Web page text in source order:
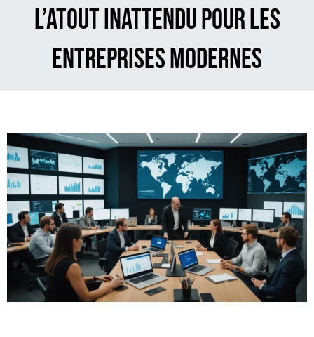
l’atout inattendu pour les
entreprises modernes